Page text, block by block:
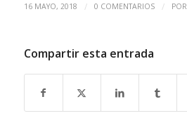
16 MAYO, 2018 / 0 COMENTARIOS / POR
Compartir esta entrada